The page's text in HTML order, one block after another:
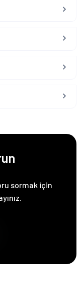
sormak için